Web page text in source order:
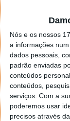
Nós e os nossos
a informações
dados pessoais,
padrão enviadas
conteúdos
conteúdos,
serviços. Com a
poderemos usar
precisos através